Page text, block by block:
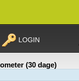
LOGIN
(30 dage)